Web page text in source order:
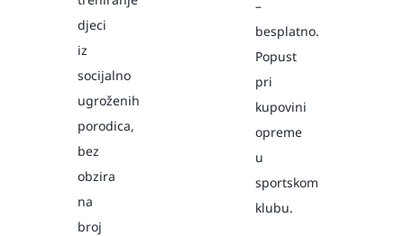
djeci
iz
socijalno
ugroženih
porodica,
bez
obzira
na
broj
–
besplatno.
Popust
pri
kupovini
opreme
u
sportskom
klubu.